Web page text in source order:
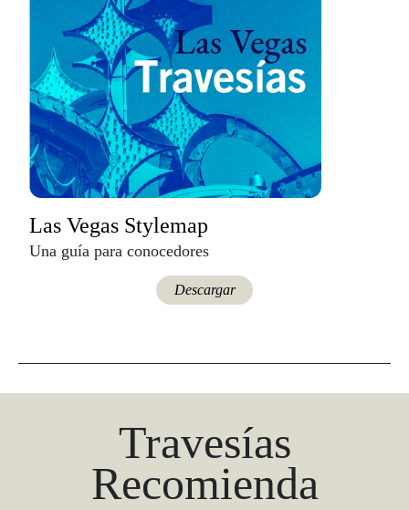
Las Vegas Stylemap
Una guía para conocedores
Descargar
Travesías
Recomienda